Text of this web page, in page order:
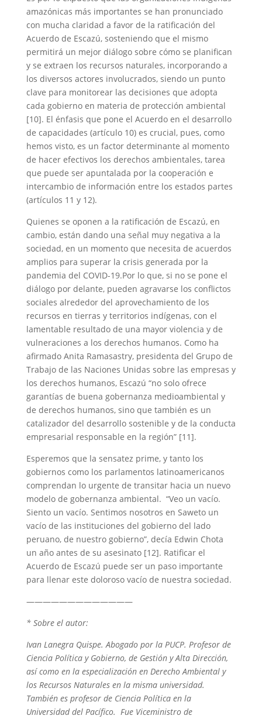
amazónicas más importantes se han pronunciado
con mucha claridad a favor de la ratificación del
Acuerdo de Escazú, sosteniendo que el mismo
permitirá un mejor diálogo sobre cómo se planifican
y se extraen los recursos naturales, incorporando a
los diversos actores involucrados, siendo un punto
clave para monitorear las decisiones que adopta
cada gobierno en materia de protección ambiental
[10]. El énfasis que pone el Acuerdo en el desarrollo
de capacidades (artículo 10) es crucial, pues, como
hemos visto, es un factor determinante al momento
de hacer efectivos los derechos ambientales, tarea
que puede ser apuntalada por la cooperación e
intercambio de información entre los estados partes
(artículos 11 y 12).
Quienes se oponen a la ratificación de Escazú, en
cambio, están dando una señal muy negativa a la
sociedad, en un momento que necesita de acuerdos
amplios para superar la crisis generada por la
pandemia del COVID-19.Por lo que, si no se pone el
diálogo por delante, pueden agravarse los conflictos
sociales alrededor del aprovechamiento de los
recursos en tierras y territorios indígenas, con el
lamentable resultado de una mayor violencia y de
vulneraciones a los derechos humanos. Como ha
afirmado Anita Ramasastry, presidenta del Grupo de
Trabajo de las Naciones Unidas sobre las empresas y
los derechos humanos, Escazú “no solo ofrece
garantías de buena gobernanza medioambiental y
de derechos humanos, sino que también es un
catalizador del desarrollo sostenible y de la conducta
empresarial responsable en la región” [11].
Esperemos que la sensatez prime, y tanto los
gobiernos como los parlamentos latinoamericanos
comprendan lo urgente de transitar hacia un nuevo
modelo de gobernanza ambiental. “Veo un vacío.
Siento un vacío. Sentimos nosotros en Saweto un
vacío de las instituciones del gobierno del lado
peruano, de nuestro gobierno”, decía Edwin Chota
un año antes de su asesinato [12]. Ratificar el
Acuerdo de Escazú puede ser un paso importante
para llenar este doloroso vacío de nuestra sociedad.
—————————————
* Sobre el autor:
Ivan Lanegra Quispe. Abogado por la PUCP. Profesor de
Ciencia Política y Gobierno, de Gestión y Alta Dirección,
así como en la especialización en Derecho Ambiental y
los Recursos Naturales en la misma universidad.
También es profesor de Ciencia Política en la
Universidad del Pacífico. Fue Viceministro de